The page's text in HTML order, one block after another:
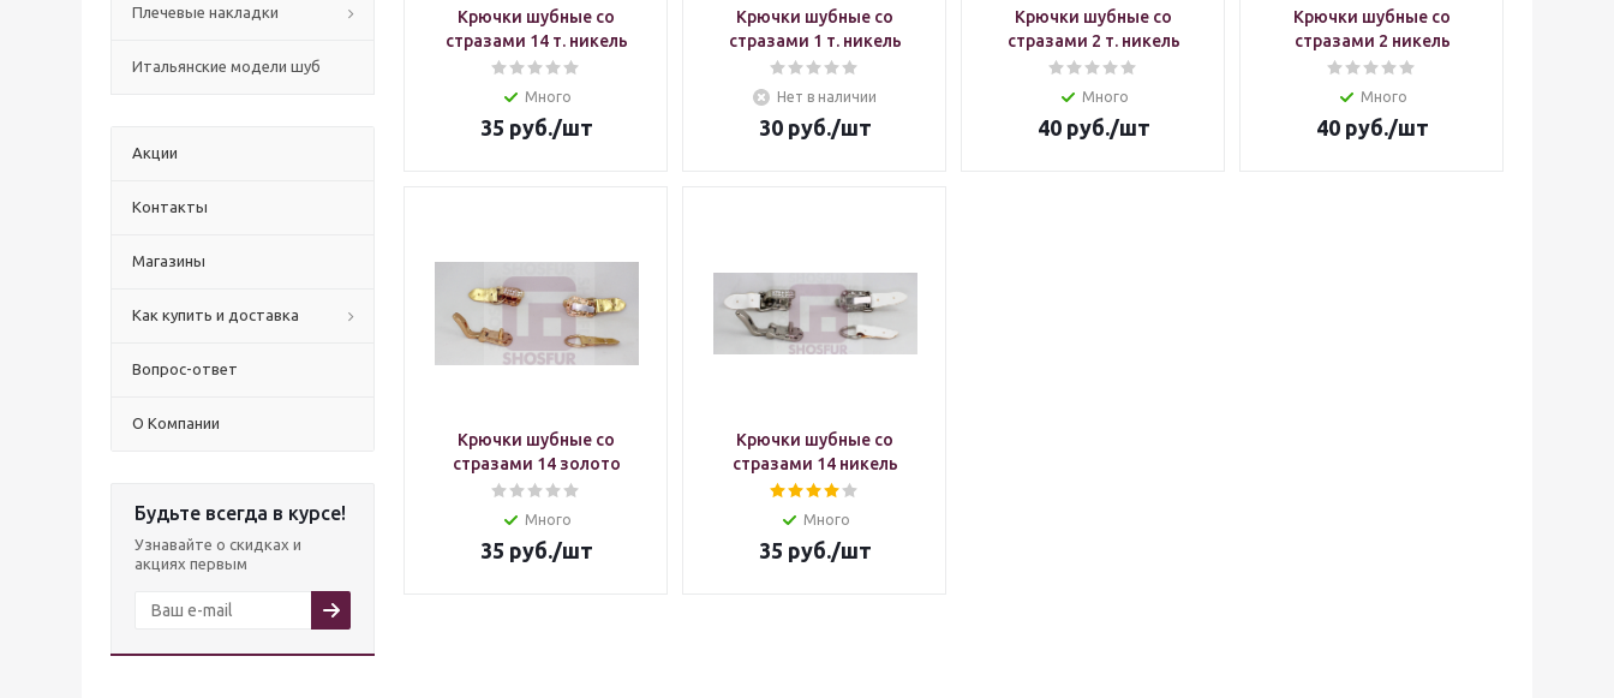
Плечевые накладки
Итальянские модели шуб
Акции
Контакты
Магазины
Как купить и доставка
Вопрос-ответ
О Компании
Будьте всегда в курсе!
Узнавайте о скидках и
акциях первым
Крючки шубные со
стразами 14 т. никель
Много
35 руб./шт
Крючки шубные со
стразами 1 т. никель
Нет в наличии
30руб./шт
Крючки шубные со
стразами 2 т. никель
Много
40руб./шт
Крючки шубные со
стразами 2 никель
Много
40руб./шт
Крючки шубные со
стразами 14 золото
Много
35 руб./шт
Крючки шубные со
стразами 14 никель
Много
35 руб./шт